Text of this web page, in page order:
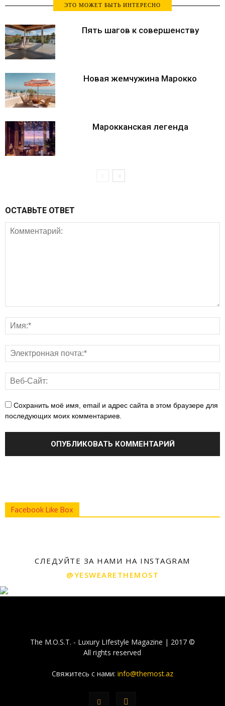
ЭТО МОЖЕТ БЫТЬ ИНТЕРЕСНО
Пять шагов к совершенству
Новая жемчужина Марокко
Марокканская легенда
ОСТАВЬТЕ ОТВЕТ
Сохранить моё имя, email и адрес сайта в этом браузере для
последующих моих комментариев.
Facebook Like Box
СЛЕДУЙТЕ ЗА НАМИ НА INSTAGRAM
@YESWEARETHEMOST
The M.O.S.T. - Luxury LIfestyle Magazine | 2017 ©
All rights reserved
Свяжитесь с нами: info@themost.az